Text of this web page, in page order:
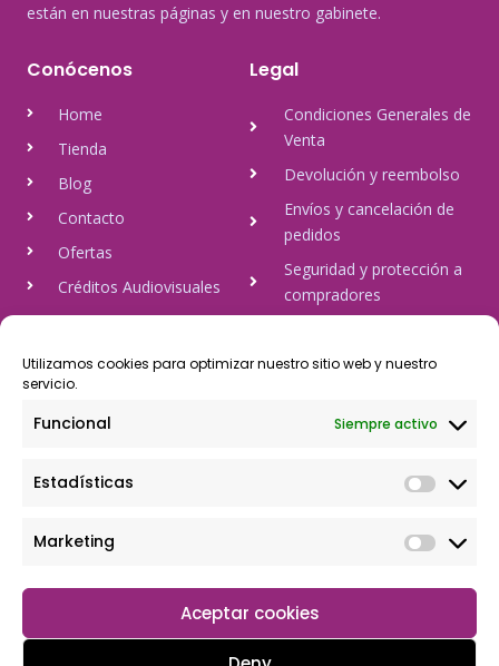
Utilizamos cookies para optimizar nuestro sitio web y nuestro
servicio.
Funcional Siempre activo
Estadísticas
Marketing
Aceptar cookies
están en nuestras páginas y en nuestro gabinete.
Conócenos
Home
Tienda
Blog
Contacto
Ofertas
Créditos Audiovisuales
tulineamagica.com
Legal
Condiciones Generales de
Venta
Devolución y reembolso
Envíos y cancelación de
pedidos
Seguridad y protección a
compradores
Política de cookies